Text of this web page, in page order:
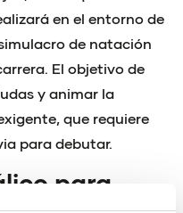
en el entorno de
de natación
El objetivo de
y animar la
que requiere
para debutar.
para